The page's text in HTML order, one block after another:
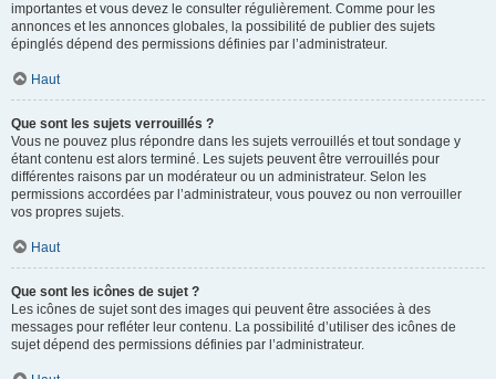
importantes et vous devez le consulter régulièrement. Comme pour les
annonces et les annonces globales, la possibilité de publier des sujets
épinglés dépend des permissions définies par l’administrateur.
Haut
Que sont les sujets verrouillés ?
Vous ne pouvez plus répondre dans les sujets verrouillés et tout sondage y
étant contenu est alors terminé. Les sujets peuvent être verrouillés pour
différentes raisons par un modérateur ou un administrateur. Selon les
permissions accordées par l’administrateur, vous pouvez ou non verrouiller
vos propres sujets.
Haut
Que sont les icônes de sujet ?
Les icônes de sujet sont des images qui peuvent être associées à des
messages pour refléter leur contenu. La possibilité d’utiliser des icônes de
sujet dépend des permissions définies par l’administrateur.